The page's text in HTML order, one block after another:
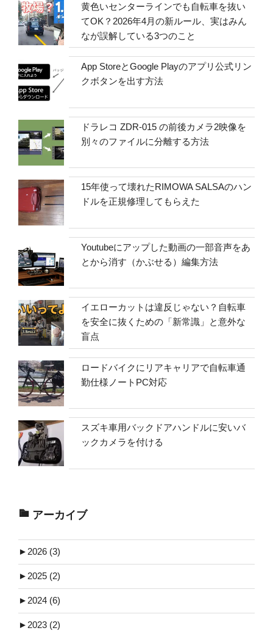
黄色いセンターラインでも自転車を抜い
てOK？2026年4月の新ルール、実はみん
なが誤解している3つのこと
App StoreとGoogle Playのアプリ公式リン
クボタンを出す方法
ドラレコ ZDR-015 の前後カメラ2映像を
別々のファイルに分離する方法
15年使って壊れたRIMOWA SALSAのハン
ドルを正規修理してもらえた
Youtubeにアップした動画の一部音声をあ
とから消す（かぶせる）編集方法
イエローカットは違反じゃない？自転車
を安全に抜くための「新常識」と意外な
盲点
ロードバイクにリアキャリアで自転車通
勤仕様ノートPC対応
スズキ車用バックドアハンドルに安いバ
ックカメラを付ける
アーカイブ
► 2026 (3)
► 2025 (2)
► 2024 (6)
► 2023 (2)